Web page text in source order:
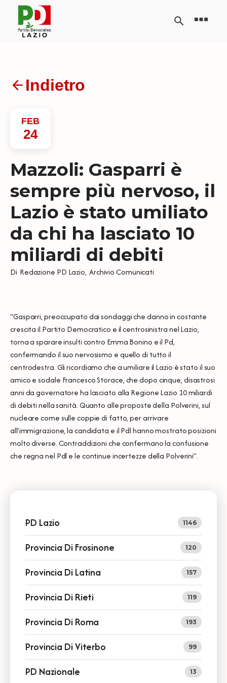
Indietro
FEB
24
Mazzoli: Gasparri è
sempre più nervoso, il
Lazio è stato umiliato
da chi ha lasciato 10
miliardi di debiti
Di Redazione PD Lazio, Archivio Comunicati
“Gasparri, preoccupato dai sondaggi che danno in costante
crescita il Partito Democratico e il centrosinistra nel Lazio,
torna a sparare insulti contro Emma Bonino e il Pd,
confermando il suo nervosismo e quello di tutto il
centrodestra. Gli ricordiamo che a umiliare il Lazio è stato il suo
amico e sodale Francesco Storace, che dopo cinque, disastrosi
anni da governatore ha lasciato alla Regione Lazio 10 miliardi
di debiti nella sanità. Quanto alle proposte della Polverini, sul
nucleare come sulle coppie di fatto, per arrivare
all’immigrazione, la candidata e il Pdl hanno mostrato posizioni
molto diverse. Contraddizioni che confermano la confusione
che regna nel Pdl e le continue incertezze della Polverini”.
PD Lazio 1146
Provincia Di Frosinone 120
Provincia Di Latina 157
Provincia Di Rieti 119
Provincia Di Roma 193
Provincia Di Viterbo 99
PD Nazionale 13